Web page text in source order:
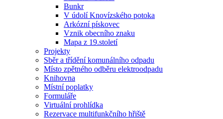
Bunkr
V údolí Knovízského potoka
Arkózní pískovec
Vznik obecního znaku
Mapa z 19.století
Projekty
Sběr a třídění komunálního odpadu
Místo zpětného odběru elektroodpadu
Knihovna
Místní poplatky
Formuláře
Virtuální prohlídka
Rezervace multifunkčního hřiště